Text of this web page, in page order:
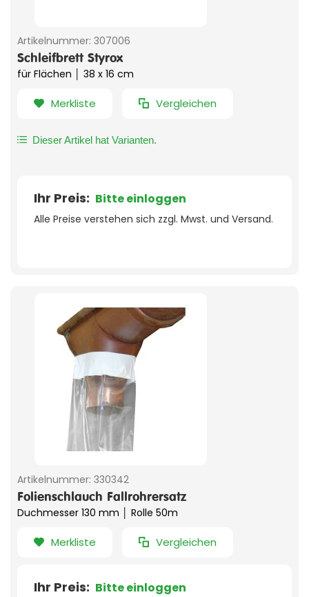
Artikelnummer: 307006
Schleifbrett Styrox
für Flächen │ 38 x 16 cm
Merkliste Vergleichen
Dieser Artikel hat Varianten.
Ihr Preis: Bitte einloggen
Alle Preise verstehen sich zzgl. Mwst. und Versand.
Artikelnummer: 330342
Folienschlauch Fallrohrersatz
Duchmesser 130 mm │ Rolle 50m
Merkliste Vergleichen
Ihr Preis: Bitte einloggen